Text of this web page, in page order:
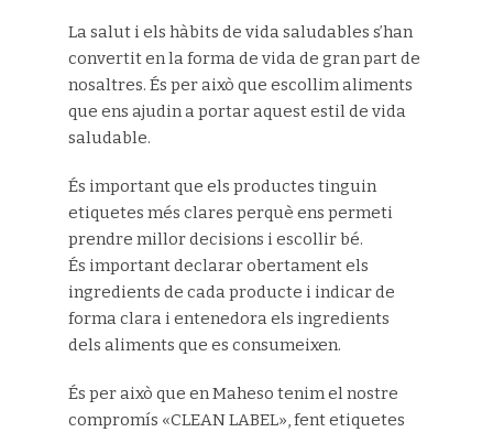
La salut i els hàbits de vida saludables s’han
convertit en la forma de vida de gran part de
nosaltres. És per això que escollim aliments
que ens ajudin a portar aquest estil de vida
saludable.
És important que els productes tinguin
etiquetes més clares perquè ens permeti
prendre millor decisions i escollir bé.
És important declarar obertament els
ingredients de cada producte i indicar de
forma clara i entenedora els ingredients
dels aliments que es consumeixen.
És per això que en Maheso tenim el nostre
compromís «CLEAN LABEL», fent etiquetes